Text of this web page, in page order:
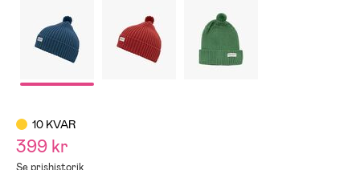
10 KVAR
399 kr
Se prishistorik